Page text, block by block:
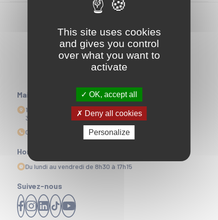
Mairie
1 Esplanade Edmond Doré
33164 La Teste-de-Buch
05 56 22 35 00
Horaires d'ouvertures
Du lundi au vendredi de 8h30 à 17h15
Suivez-nous
This site uses cookies
and gives you control
over what you want to
activate
OK, accept all
Deny all cookies
Personalize